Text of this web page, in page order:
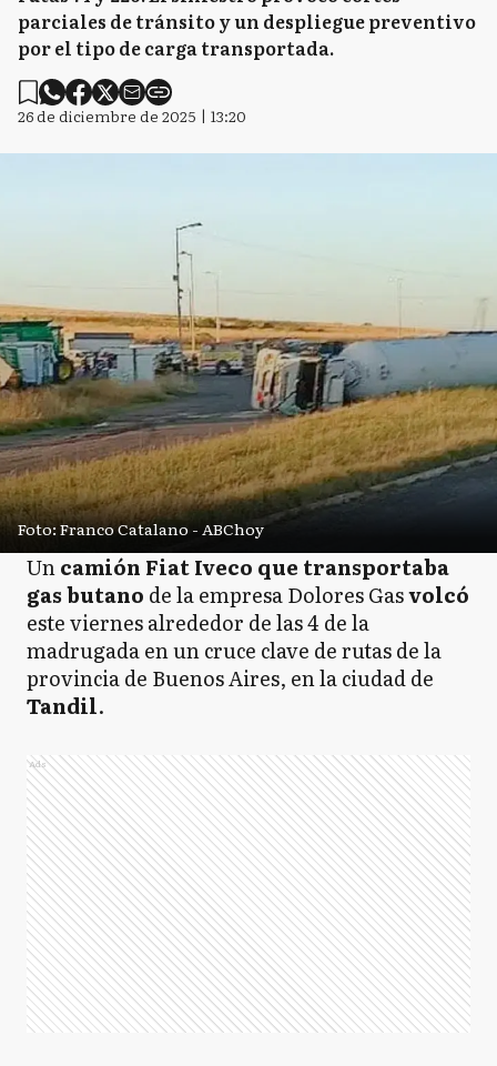
parciales de tránsito y un despliegue preventivo
por el tipo de carga transportada.
26 de diciembre de 2025 | 13:20
Foto: Franco Catalano - ABChoy
Uncamión Fiat Iveco que transportaba
gas butano de la empresa Dolores Gasvolcó
este viernes alrededor de las 4 de la
madrugada en un cruce clave de rutas de la
provincia de Buenos Aires, en la ciudad de
Tandil.
Ads